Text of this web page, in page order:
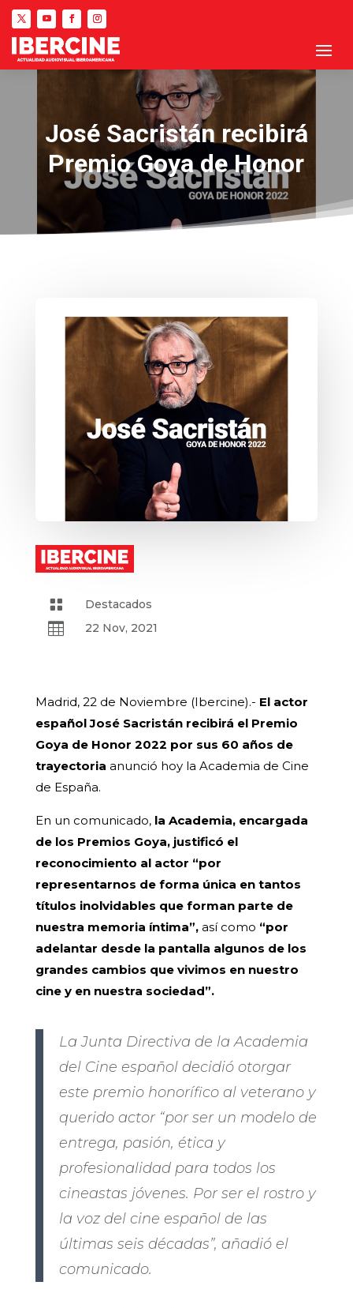
José Sacristán recibirá
Premio Goya de Honor
 Destacados
 22 Nov, 2021
Madrid, 22 de Noviembre (Ibercine).- El actor
español José Sacristán recibirá el Premio
Goya de Honor 2022 por sus 60 años de
trayectoria anunció hoy la Academia de Cine
de España.
En un comunicado, la Academia, encargada
de los Premios Goya, justificó el
reconocimiento al actor “por
representarnos de forma única en tantos
títulos inolvidables que forman parte de
nuestra memoria íntima”,así como “por
adelantar desde la pantalla algunos de los
grandes cambios que vivimos en nuestro
cine y en nuestra sociedad”.
La Junta Directiva de la Academia
del Cine español decidió otorgar
este premio honorífico al veterano y
querido actor “por ser un modelo de
entrega, pasión, ética y
profesionalidad para todos los
cineastas jóvenes. Por ser el rostro y
la voz del cine español de las
últimas seis décadas”, añadió el
comunicado.